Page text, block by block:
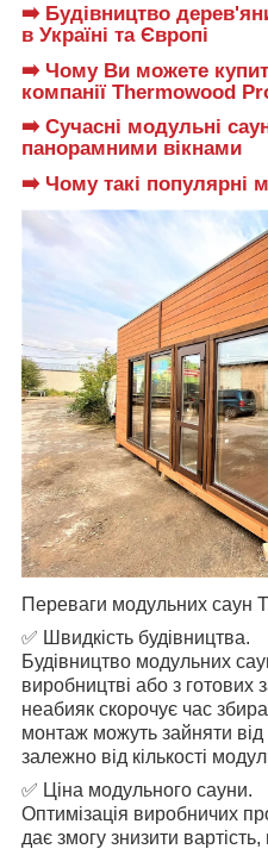
➡️ Будівництво
в Україні та Європі
➡️ Чому Ви можете
компанії Thermowood
➡️ Сучасні модульні
панорамними вікнами
➡️ Чому такі популярні
Переваги модульних саун
✅ Швидкість будівництва.
Будівництво модульних
виробництві або з готових
неабияк скорочує час
монтаж можуть зайняти від
залежно від кількості
✅ Ціна модульного сауни.
Оптимізація виробничих
дає змогу знизити